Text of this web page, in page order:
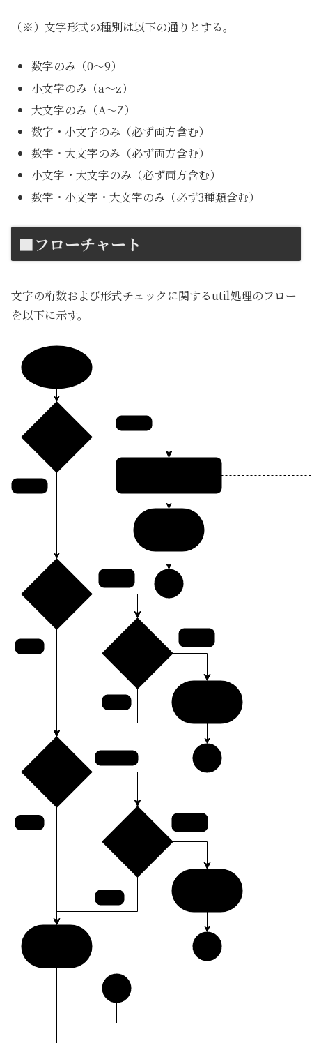
（※）文字形式の種別は以下の通りとする。
数字のみ（0〜9）
小文字のみ（a〜z）
大文字のみ（A〜Z）
数字・小文字のみ（必ず両方含む）
数字・大文字のみ（必ず両方含む）
小文字・大文字のみ（必ず両方含む）
数字・小文字・大文字のみ（必ず3種類含む）
■フローチャート
文字の桁数および形式チェックに関するutil処理のフロー
を以下に示す。